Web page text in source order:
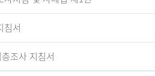
침서
조사 지침서